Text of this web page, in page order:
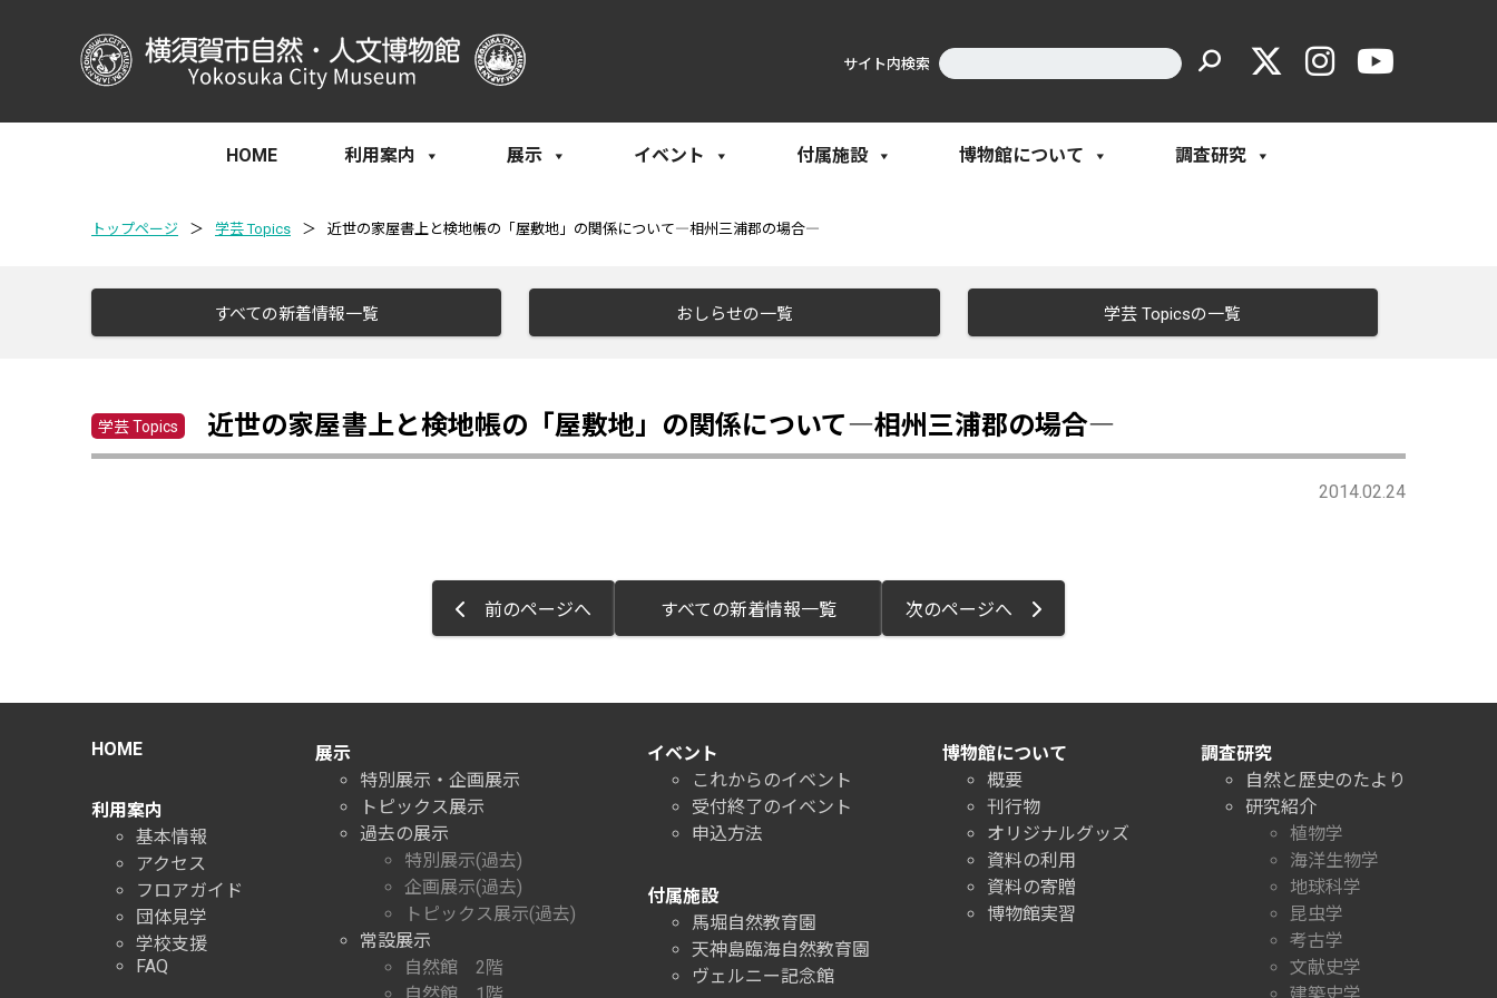
サイト内検索
HOME 利用案内 展示 イベント 付属施設 博物館について 調査研究
トップページ ＞ 学芸 Topics ＞ 近世の家屋書上と検地帳の「屋敷地」の関係について―相州三浦郡の場合―
すべての新着情報一覧 おしらせの一覧 学芸 Topicsの一覧
学芸 Topics 近世の家屋書上と検地帳の「屋敷地」の関係について―相州三浦郡の場合―
2014.02.24
前のページへ すべての新着情報一覧 次のページへ
HOME
利用案内
基本情報
アクセス
フロアガイド
団体見学
学校支援
FAQ
展示
特別展示・企画展示
トピックス展示
過去の展示
特別展示(過去)
企画展示(過去)
トピックス展示(過去)
常設展示
自然館 2階
イベント
これからのイベント
受付終了のイベント
申込方法
付属施設
馬堀自然教育園
天神島臨海自然教育園
ヴェルニー記念館
博物館について
概要
刊行物
オリジナルグッズ
資料の利用
資料の寄贈
博物館実習
調査研究
自然と歴史のたより
研究紹介
植物学
海洋生物学
地球科学
昆虫学
考古学
文献史学